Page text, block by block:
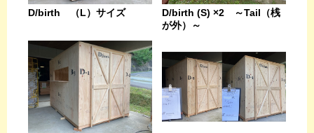
D/birth （L）サイズ
D/birth (S) ×2 ～Tail（桟
が外）～